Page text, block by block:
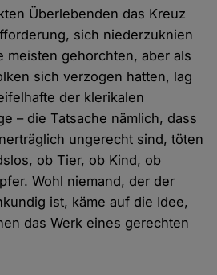
Überlebenden das Kreuz
sich niederzuknien
meisten gehorchten, aber als
sich verzogen hatten, lag
der klerikalen
– die Tatsache nämlich, dass
ungerecht sind, töten
ob Tier, ob Kind, ob
Wohl niemand, der der
ist, käme auf die Idee,
das Werk eines gerechten